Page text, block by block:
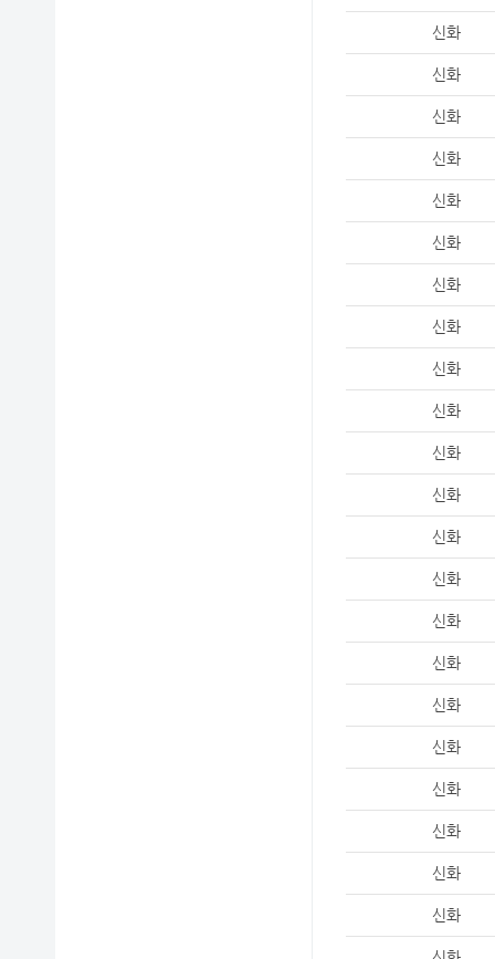
신화
신화
신화
신화
신화
신화
신화
신화
신화
신화
신화
신화
신화
신화
신화
신화
신화
신화
신화
신화
신화
신화